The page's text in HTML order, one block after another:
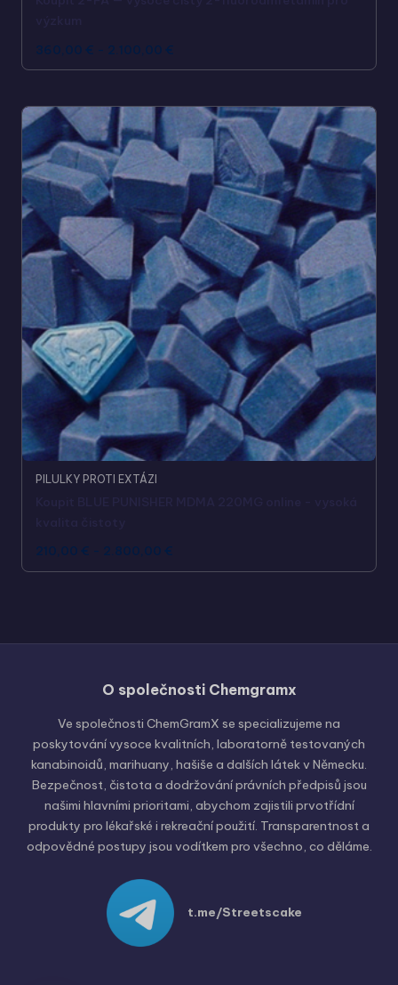
360,00 € - 2.100,00 €
PILULKY PROTI EXTÁZI
210,00 € - 2.800,00 €
O společnosti Chemgramx
Ve společnosti ChemGramX se specializujeme na
poskytování vysoce kvalitních, laboratorně testovaných
kanabinoidů, marihuany, hašiše a dalších látek v Německu.
Bezpečnost, čistota a dodržování právních předpisů jsou
našimi hlavními prioritami, abychom zajistili prvotřídní
produkty pro lékařské i rekreační použití. Transparentnost a
odpovědné postupy jsou vodítkem pro všechno, co děláme.
t.me/Streetscake
German (Austria)
English (Canada)
English (United States)
Polish
Hungarian
Russian